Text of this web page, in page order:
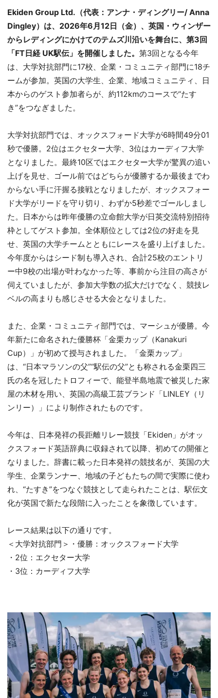
Ekiden Group Ltd.（代表：アンナ・ディングリー/ Anna
Dingley）は、2026年6月12日（金）、英国・ウィンザー
からレディングにかけてのテムズ川沿いを舞台に、第3回
「FT日経 UK駅伝」を開催しました。 第3回となる今年
は、大学対抗部門に17校、企業・コミュニティ部門に18チ
ームが参加。英国の大学生、企業、地域コミュニティ、日
本からのゲスト参加者らが、約112kmのコースで“たす
き”をつなぎました。
大学対抗部門では、オックスフォード大学が6時間49分01
秒で優勝。2位はエクセター大学、3位はカーディフ大学
となりました。最終10区ではエクセター大学が驚異の追い
上げを見せ、ゴール前ではどちらが優勝するか最後までわ
からない手に汗握る接戦となりましたが、オックスフォー
ド大学がリードを守り切り、わずか5秒差でゴールしまし
た。日本からは昨年優勝の立命館大学が日英交流特別招待
枠としてゲスト参加。全体順位としては2位の好走を見
せ、英国の大学チームとともにレースを盛り上げました。
今年度からはシード制も導入され、合計25校のエントリ
ー中9校の出場が叶わなかった等、事前から注目の高さが
伺えていましたが、参加大学数の拡大だけでなく、競技レ
ベルの高まりも感じさせる大会となりました。
また、企業・コミュニティ部門では、マーシュが優勝。今
年新たに命名された優勝杯「金栗カップ（Kanakuri
Cup）」が初めて授与されました。「金栗カップ」
は、“日本マラソンの父”“駅伝の父”とも称される金栗四三
氏の名を冠したトロフィーで、能登半島地震で被災した家
屋の木材を用い、英国の高級工芸ブランド「LINLEY（リ
ンリー）」により制作されたものです。
今年は、日本発祥の長距離リレー競技「Ekiden」がオッ
クスフォード英語辞典に収録されて以降、初めての開催と
なりました。辞書に載った日本発祥の競技名が、英国の大
学生、企業ランナー、地域の子どもたちの間で実際に使わ
れ、“たすき”をつなぐ競技として走られたことは、駅伝文
化が英国で新たな段階に入ったことを象徴しています。
レース結果は以下の通りです。
＜大学対抗部門＞・優勝：オックスフォード大学
・2位：エクセター大学
・3位：カーディフ大学